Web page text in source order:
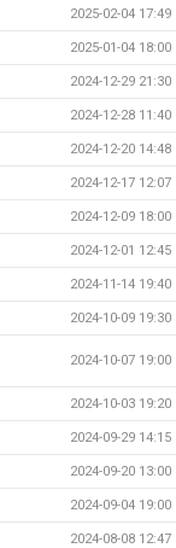
2025-02-04 17:49
2025-01-04 18:00
2024-12-29 21:30
2024-12-28 11:40
2024-12-20 14:48
2024-12-17 12:07
2024-12-09 18:00
2024-12-01 12:45
2024-11-14 19:40
2024-10-09 19:30
2024-10-07 19:00
2024-10-03 19:20
2024-09-29 14:15
2024-09-20 13:00
2024-09-04 19:00
2024-08-08 12:47